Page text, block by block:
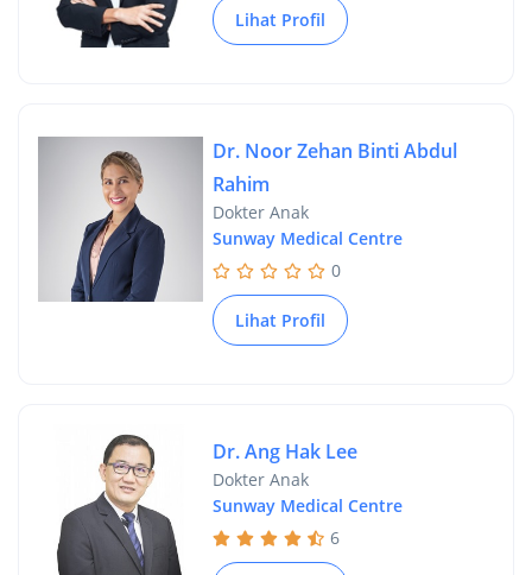
Lihat Profil
Dr. Noor Zehan Binti Abdul
Rahim
Dokter Anak
Sunway Medical Centre
0
Lihat Profil
Dr. Ang Hak Lee
Dokter Anak
Sunway Medical Centre
6